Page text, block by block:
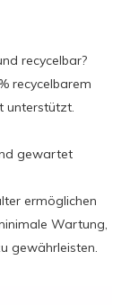
recycelbar?
recycelbarem
unterstützt.
gewartet
ermöglichen
Wartung,
gewährleisten.